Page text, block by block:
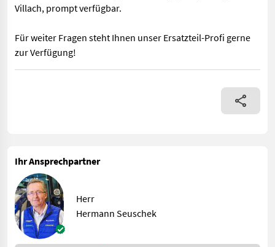
Villach, prompt verfügbar.
Für weiter Fragen steht Ihnen unser Ersatzteil-Profi gerne
zur Verfügung!
HARTNER Zapfwellengenerator 42,0 kVA, mind.
Ihr Ansprechpartner
Herr
Hermann Seuschek